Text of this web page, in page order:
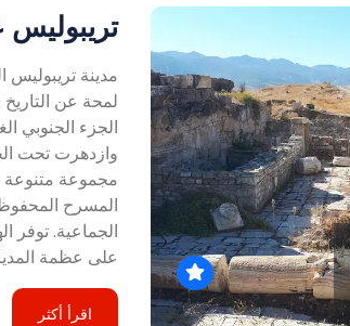
تريبوليس
مدينة تريبوليس
لمحة عن
الجزء الجنوبي
وازدهرت تحت
مجموعة متنوعة
المسرح
الجماعية. توفر
على عظمة
اقرأ أكثر